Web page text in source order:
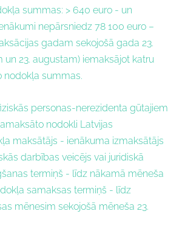
summas: > 640 euro - un
nepārsniedz 78 100 euro –
gadam sekojošā gada 23.
un 23. augustam) iemaksājot katru
nodokļa summas.
personas-nerezidenta gūtajiem
nodokli Latvijas
maksātājs - ienākuma izmaksātājs
darbības veicējs vai juridiskā
termiņš - līdz nākamā mēneša
samaksas termiņš - līdz
mēnesim sekojošā mēneša 23.